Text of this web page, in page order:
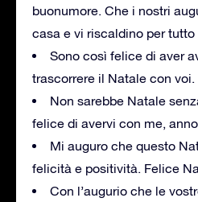
buonumore. Che i nostri
casa e vi riscaldino per tutto
Sono così felice di aver
trascorrere il Natale con voi.
Non sarebbe Natale
felice di avervi con me,
Mi auguro che questo
felicità e positività. Felice
Con l’augurio che le